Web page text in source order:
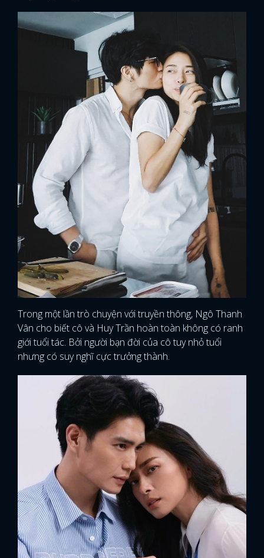
Trong một lần trò chuyện với truyền thông, Ngô Thanh
Vân cho biết cô và Huy Trần hoàn toàn không có ranh
giới tuổi tác. Bởi người bạn đời của cô tuy nhỏ tuổi
nhưng có suy nghĩ cực trưởng thành.